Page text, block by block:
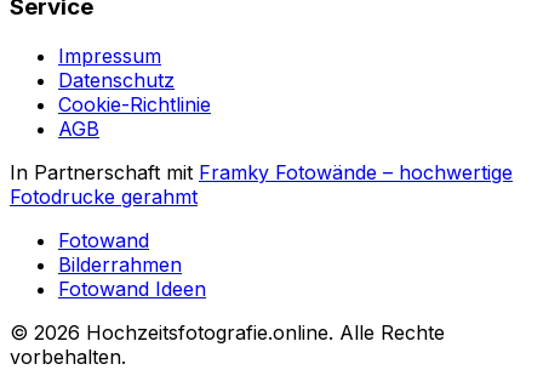
Service
Impressum
Datenschutz
Cookie-Richtlinie
AGB
In Partnerschaft mit Framky Fotowände – hochwertige
Fotodrucke gerahmt
Fotowand
Bilderrahmen
Fotowand Ideen
© 2026 Hochzeitsfotografie.online. Alle Rechte
vorbehalten.